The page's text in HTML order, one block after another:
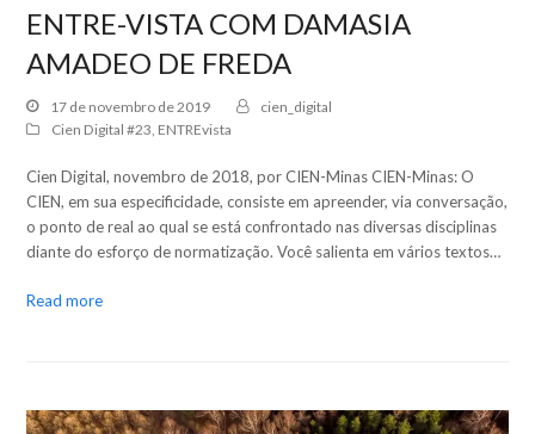
ENTRE-VISTA COM DAMASIA
AMADEO DE FREDA
17 de novembro de 2019
cien_digital
Cien Digital #23, ENTREvista
Cien Digital, novembro de 2018, por CIEN-Minas CIEN-Minas: O
CIEN, em sua especificidade, consiste em apreender, via conversação,
o ponto de real ao qual se está confrontado nas diversas disciplinas
diante do esforço de normatização. Você salienta em vários textos…
Read more